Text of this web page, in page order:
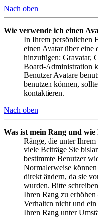
Nach oben
Wie verwende ich einen
In Ihrem persönlichen
einen Avatar über eine
hinzufügen: Gravatar,
Board-Administration
Benutzer Avatare
benutzen können,
kontaktieren.
Nach oben
Was ist mein Rang und
Ränge, die unter Ihrem
viele Beiträge Sie
bestimmte Benutzer
Normalerweise
direkt ändern, da sie
wurden. Bitte
Ihren Rang zu
Verhalten nicht und
Ihren Rang unter